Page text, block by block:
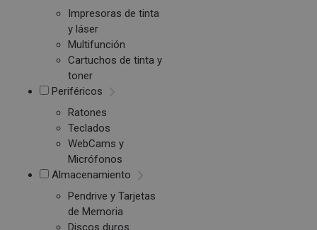
Impresoras de tinta
y láser
Multifunción
Cartuchos de tinta y
toner
Periféricos
Ratones
Teclados
WebCams y
Micrófonos
Almacenamiento
Pendrive y Tarjetas
de Memoria
Discos duros